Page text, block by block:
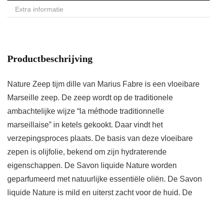
Extra informatie
Productbeschrijving
Nature Zeep tijm dille van Marius Fabre is een vloeibare
Marseille zeep. De zeep wordt op de traditionele
ambachtelijke wijze “la méthode traditionnelle
marseillaise” in ketels gekookt. Daar vindt het
verzepingsproces plaats. De basis van deze vloeibare
zepen is olijfolie, bekend om zijn hydraterende
eigenschappen. De Savon liquide Nature worden
geparfumeerd met natuurlijke essentiële oliën. De Savon
liquide Nature is mild en uiterst zacht voor de huid. De